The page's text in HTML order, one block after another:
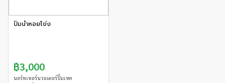
ปั๊มน้ำหอยโข่ง
฿3,000
นอร์ทเทอร์นวอเตอร์ปั๊มเทค